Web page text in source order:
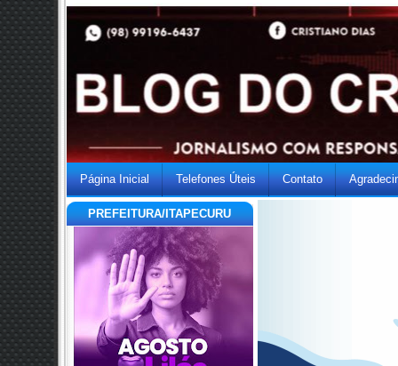
Página Inicial Telefones Úteis Contato
PREFEITURA/ITAPECURU